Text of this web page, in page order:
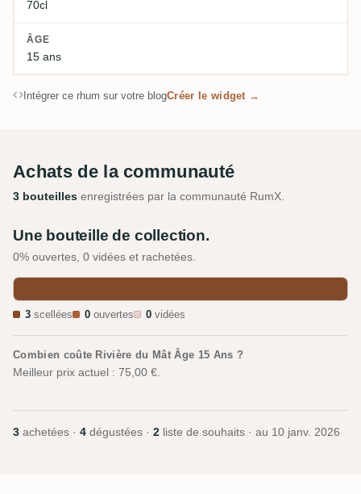
70cl
ÂGE
15 ans
Intégrer ce rhum sur votre blogCréer le widget →
Achats de la communauté
3 bouteilles enregistrées par la communauté RumX.
Une bouteille de collection.
0% ouvertes, 0 vidées et rachetées.
3 scellées 0 ouvertes 0 vidées
Combien coûte Rivière du Mât Âge 15 Ans ?
Meilleur prix actuel : 75,00 €.
3 achetées · 4 dégustées · 2 liste de souhaits · au 10 janv. 2026